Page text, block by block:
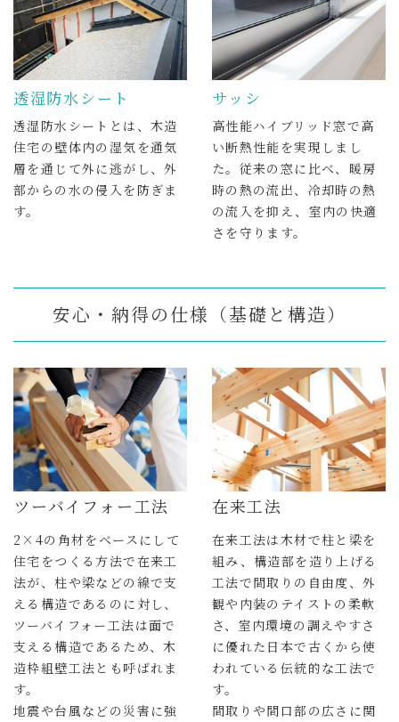
透湿防水シート
透湿防水シートとは、木造
住宅の壁体内の湿気を通気
層を通じて外に逃がし、外
部からの水の侵入を防ぎま
す。
サッシ
高性能ハイブリッド窓で高
い断熱性能を実現しまし
た。従来の窓に比べ、暖房
時の熱の流出、冷却時の熱
の流入を抑え、室内の快適
さを守ります。
安心・納得の仕様（基礎と構造）
ツーバイフォー工法
2×4の角材をベースにして
住宅をつくる方法で在来工
法が、柱や梁などの線で支
える構造であるのに対し、
ツーバイフォー工法は面で
支える構造であるため、木
造枠組壁工法とも呼ばれま
す。
地震や台風などの災害に強
在来工法
在来工法は木材で柱と梁を
組み、構造部を造り上げる
工法で間取りの自由度、外
観や内装のテイストの柔軟
さ、室内環境の調えやすさ
に優れた日本で古くから使
われている伝統的な工法で
す。
間取りや間口部の広さに関